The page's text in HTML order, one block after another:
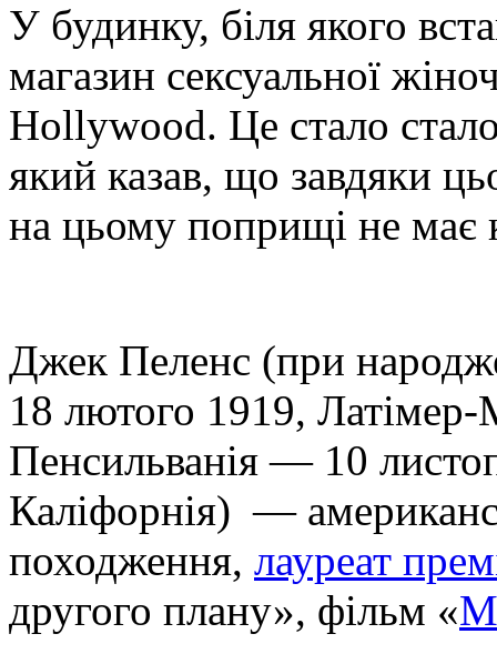
У будинку, біля якого
магазин сексуальної
Hollywood. Це стало
який казав, що завдяки
на цьому поприщі не має
Джек Пеленс (при
18 лютого 1919,
Пенсильванія — 10
Каліфорнія) —
походження, лауреат
другого плану», фільм «